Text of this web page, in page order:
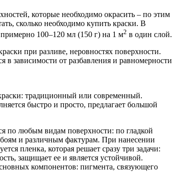
которые необходимо окрасить – по этим
сколько необходимо купить краски. В
100–120 мл (150 г) на 1 м2 в один слой.
при разливе, неровностях поверхности.
в зависимости от разбавления и равномерности
традиционный или современный.
быстро и просто, предлагает большой
по любым видам поверхности: по гладкой
и различным фактурам. При нанесении
пленка, которая решает сразу три задачи:
защищает ее и является устойчивой.
компонентов: пигмента, связующего